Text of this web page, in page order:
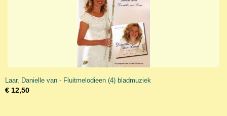
Laar, Danielle van - Fluitmelodieen (4) bladmuziek
€ 12,50